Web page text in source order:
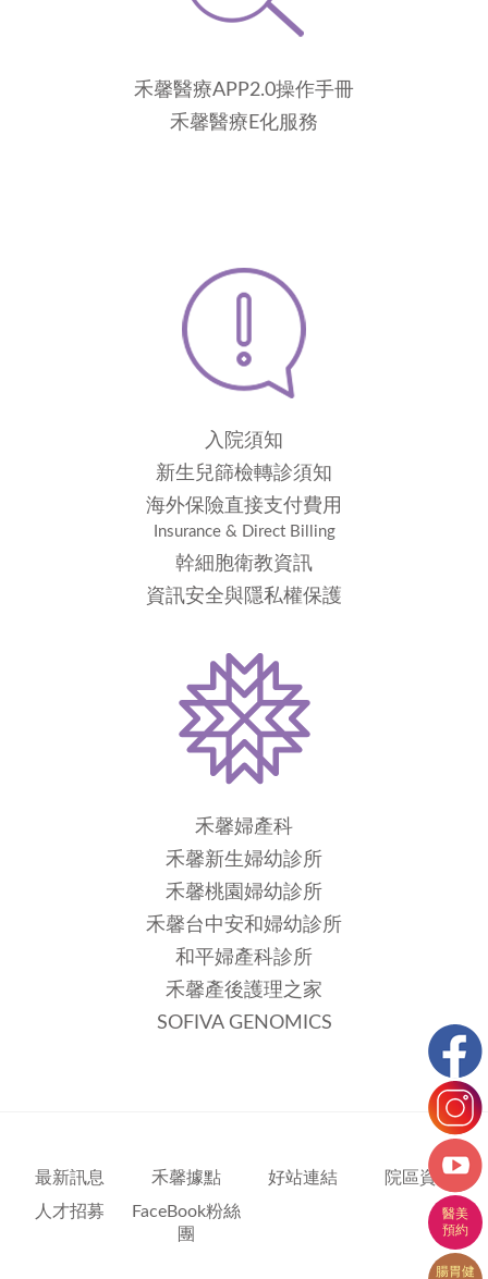
禾馨醫療APP2.0操作手冊
禾馨醫療E化服務
入院須知
新生兒篩檢轉診須知
海外保險直接支付費用
Insurance & Direct Billing
幹細胞衛教資訊
資訊安全與隱私權保護
禾馨婦產科
禾馨新生婦幼診所
禾馨桃園婦幼診所
禾馨台中安和婦幼診所
和平婦產科診所
禾馨產後護理之家
SOFIVA GENOMICS
最新訊息 禾馨據點 好站連結
院區資訊
人才招募
FaceBook粉絲
團